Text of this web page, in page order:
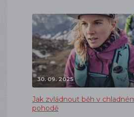
30. 09. 2025
Jak zvládnout běh v
pohodě